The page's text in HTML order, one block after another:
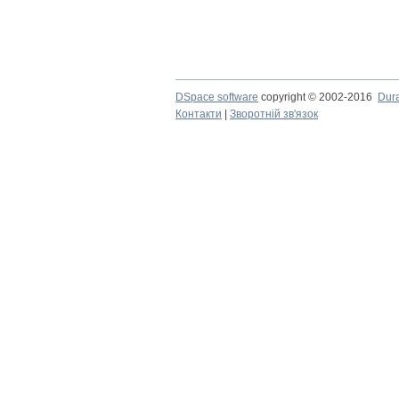
DSpace software copyright © 2002-2016
Контакти
Зворотній зв'язок